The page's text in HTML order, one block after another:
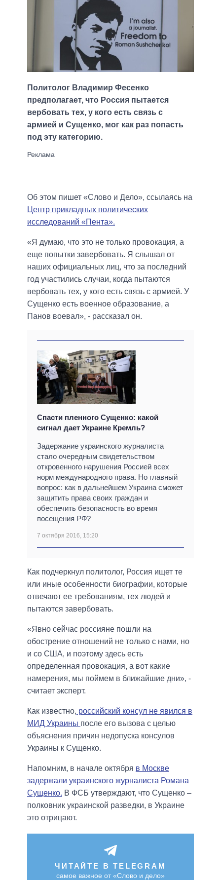
Политолог Владимир Фесенко
предполагает, что Россия пытается
вербовать тех, у кого есть связь с
армией и Сущенко, мог как раз попасть
под эту категорию.
Об этом пишет «Слово и Дело», ссылаясь на
Центр прикладных политических
исследований «Пента».
«Я думаю, что это не только провокация, а
еще попытки завербовать. Я слышал от
наших официальных лиц, что за последний
год участились случаи, когда пытаются
вербовать тех, у кого есть связь с армией. У
Сущенко есть военное образование, а
Панов воевал», - рассказал он.
Спасти пленного Сущенко: какой
сигнал дает Украине Кремль?
Задержание украинского журналиста
стало очередным свидетельством
откровенного нарушения Россией всех
норм международного права. Но главный
вопрос: как в дальнейшем Украина сможет
защитить права своих граждан и
обеспечить безопасность во время
посещения РФ?
7 октября 2016, 15:20
Как подчеркнул политолог, Россия ищет те
или иные особенности биографии, которые
отвечают ее требованиям, тех людей и
пытаются завербовать.
«Явно сейчас россияне пошли на
обострение отношений не только с нами, но
и со США, и поэтому здесь есть
определенная провокация, а вот какие
намерения, мы поймем в ближайшие дни», -
считает эксперт.
Как известно, российский консул не явился в
МИД Украины после его вызова с целью
объяснения причин недопуска консулов
Украины к Сущенко.
Напомним, в начале октября в Москве
задержали украинского журналиста Романа
Сущенко. В ФСБ утверждают, что Сущенко –
полковник украинской разведки, в Украине
это отрицают.
ЧИТАЙТЕ В TELEGRAM
самое важное от «Слово и дело»